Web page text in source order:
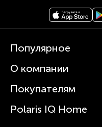
Популярное
Кофемашины
Вертикальные пылесосы
Зубные щетки и ирригаторы
О компании
О Polaris
Статьи
Покупателям
Сервисные центры
Polaris IQ Home